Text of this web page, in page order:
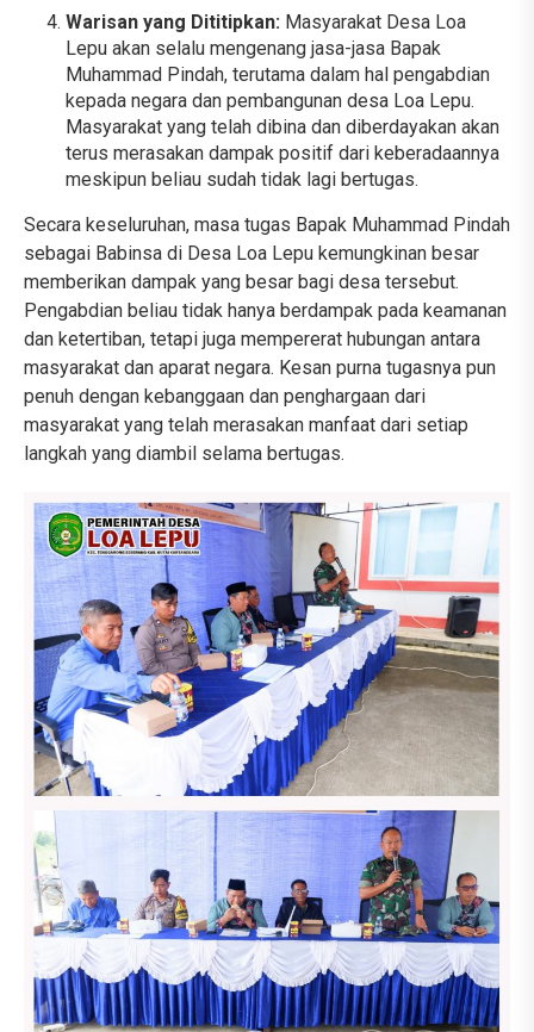
Warisan yang Dititipkan: Masyarakat Desa Loa
Lepu akan selalu mengenang jasa-jasa Bapak
Muhammad Pindah, terutama dalam hal pengabdian
kepada negara dan pembangunan desa Loa Lepu.
Masyarakat yang telah dibina dan diberdayakan akan
terus merasakan dampak positif dari keberadaannya
meskipun beliau sudah tidak lagi bertugas.
Secara keseluruhan, masa tugas Bapak Muhammad Pindah
sebagai Babinsa di Desa Loa Lepu kemungkinan besar
memberikan dampak yang besar bagi desa tersebut.
Pengabdian beliau tidak hanya berdampak pada keamanan
dan ketertiban, tetapi juga mempererat hubungan antara
masyarakat dan aparat negara. Kesan purna tugasnya pun
penuh dengan kebanggaan dan penghargaan dari
masyarakat yang telah merasakan manfaat dari setiap
langkah yang diambil selama bertugas.